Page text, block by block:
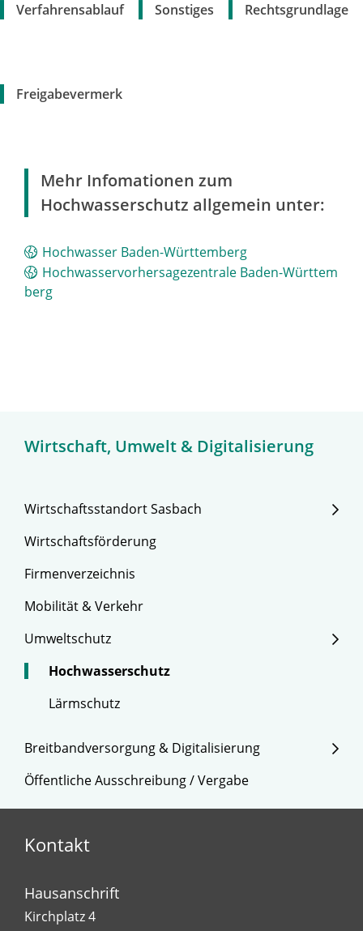
Wirtschaft, Umwelt & Digitalisierung
Wirtschaftsstandort Sasbach
Wirtschaftsförderung
Firmenverzeichnis
Mobilität & Verkehr
Umweltschutz
Hochwasserschutz
Lärmschutz
Breitbandversorgung & Digitalisierung
Öffentliche Ausschreibung / Vergabe
Verfahrensablauf Sonstiges Rechtsgrundlage
Freigabevermerk
Mehr Infomationen zum
Hochwasserschutz allgemein unter:
Hochwasser Baden-Württemberg
Hochwasservorhersagezentrale Baden-Württem
berg
Kontakt
Hausanschrift
Kirchplatz 4